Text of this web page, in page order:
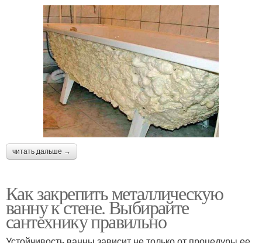
читать дальше →
Как закрепить металлическую
ванну к стене. Выбирайте
сантехнику правильно